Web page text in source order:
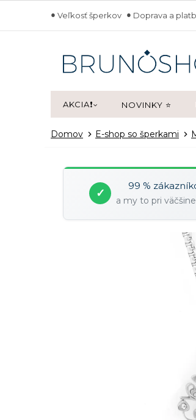
obsah
Veľkosť šperkov Doprava a
AKCIA❗ NOVINKY ⭐
Domov E-shop so šperkami
✓
99 %
a my to pri